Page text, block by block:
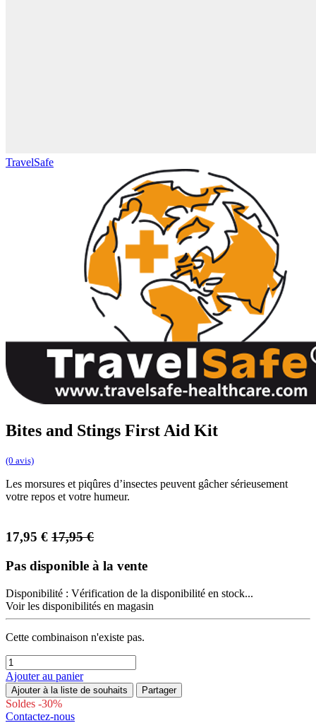
TravelSafe
Bites and Stings First Aid Kit
(0 avis)
Les morsures et piqûres d’insectes peuvent gâcher sérieusement
votre repos et votre humeur.
17,95 € 17,95€
Pas disponible à la vente
Disponibilité : Vérification de la disponibilité en stock...
Voir les disponibilités en magasin
Cette combinaison n'existe pas.
Ajouter au panier
Ajouter à la liste de souhaits Partager
Soldes -30%
Contactez-nous